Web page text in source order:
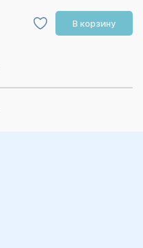
В корзину